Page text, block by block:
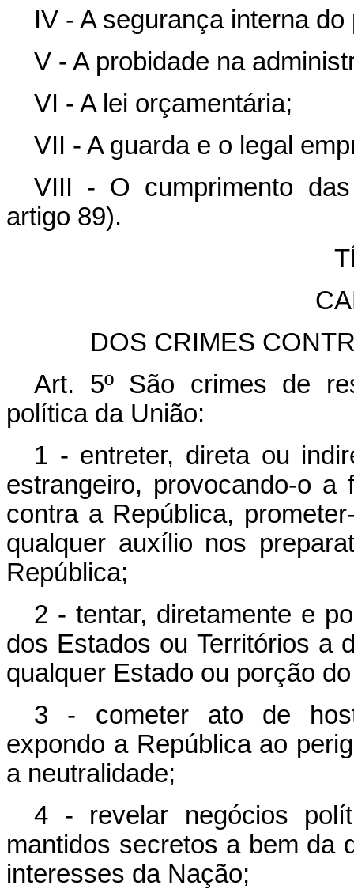
IV - A segurança interna do
V - A probidade na
VI - A lei orçamentária;
VII - A guarda e o legal
VIII - O cumprimento
artigo 89).
DOS CRIMES
Art. 5º São crimes de
política da União:
1 - entreter, direta ou
estrangeiro, provocando-o
contra a República,
qualquer auxílio nos
República;
2 - tentar, diretamente e
dos Estados ou Territórios a
qualquer Estado ou porção
3 - cometer ato de
expondo a República ao
a neutralidade;
4 - revelar negócios
mantidos secretos a bem da
interesses da Nação;